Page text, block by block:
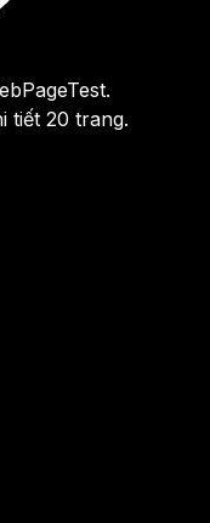
tiết 20 trang.